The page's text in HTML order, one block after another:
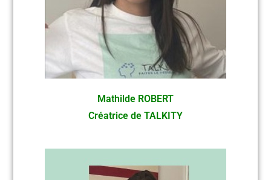
Mathilde ROBERT
Créatrice de TALKITY